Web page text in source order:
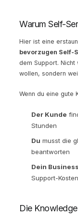
Warum Self-
Hier ist eine
bevorzugen Self-
dem Support. Nicht
wollen, sondern
Wenn du eine gute
Der Kunde
Stunden
Du musst die
beantworten
Dein Business
Support-Kosten
Die